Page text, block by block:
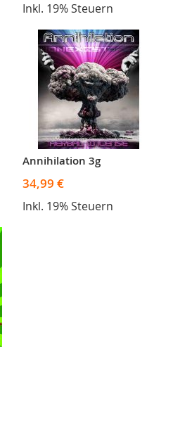
Inkl. 19% Steuern
Annihilation 3g
34,99 €
Inkl. 19% Steuern